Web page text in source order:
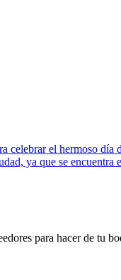
celebrar el hermoso
ya que se
para hacer de tu